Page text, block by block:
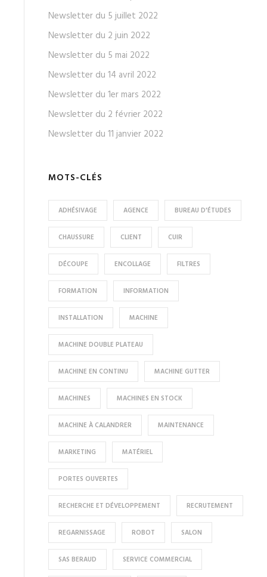
Newsletter du 5 juillet 2022
Newsletter du 2 juin 2022
Newsletter du 5 mai 2022
Newsletter du 14 avril 2022
Newsletter du 1er mars 2022
Newsletter du 2 février 2022
Newsletter du 11 janvier 2022
MOTS-CLÉS
ADHÉSIVAGE AGENCE BUREAU D'ÉTUDES
CHAUSSURE CLIENT CUIR
DÉCOUPE ENCOLLAGE FILTRES
FORMATION INFORMATION
INSTALLATION MACHINE
MACHINE DOUBLE PLATEAU
MACHINE EN CONTINU MACHINE GUTTER
MACHINES MACHINES EN STOCK
MACHINE À CALANDRER MAINTENANCE
MARKETING MATÉRIEL
PORTES OUVERTES
RECHERCHE ET DÉVELOPPEMENT RECRUTEMENT
REGARNISSAGE ROBOT SALON
SAS BERAUD SERVICE COMMERCIAL